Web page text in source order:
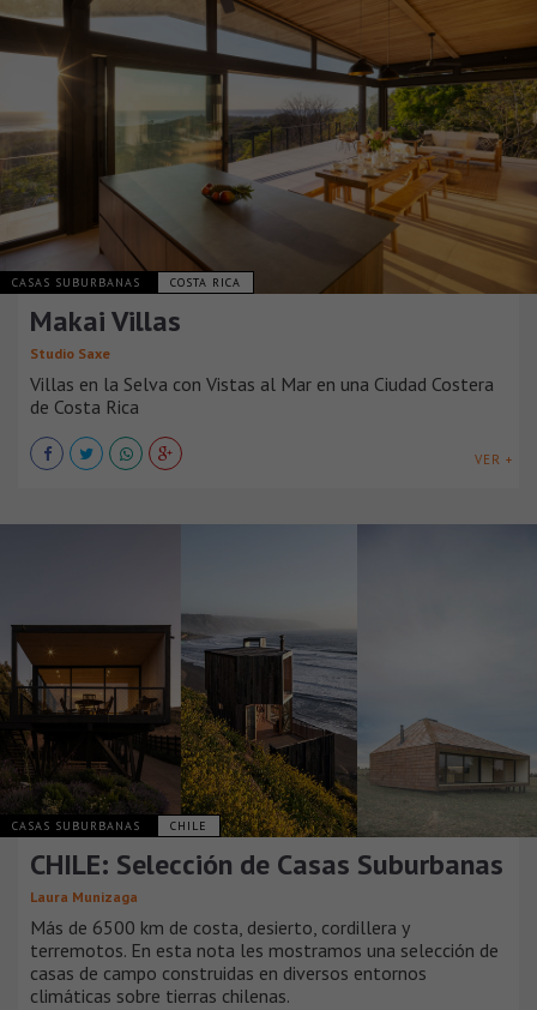
CASAS SUBURBANAS COSTA RICA
Makai Villas
Studio Saxe
Villas en la Selva con Vistas al Mar en una Ciudad Costera
de Costa Rica
VER +
CASAS SUBURBANAS CHILE
CHILE: Selección de Casas Suburbanas
Laura Munizaga
Más de 6500 km de costa, desierto, cordillera y
terremotos. En esta nota les mostramos una selección de
casas de campo construidas en diversos entornos
climáticas sobre tierras chilenas.